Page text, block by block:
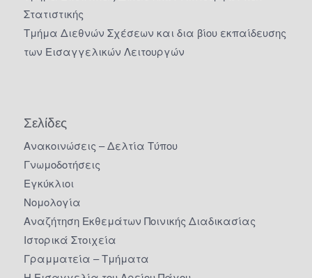
Στατιστικής
Τμήμα Διεθνών Σχέσεων και δια βίου εκπαίδευσης
των Εισαγγελικών Λειτουργών
Σελίδες
Ανακοινώσεις – Δελτία Τύπου
Γνωμοδοτήσεις
Εγκύκλιοι
Νομολογία
Αναζήτηση Εκθεμάτων Ποινικής Διαδικασίας
Ιστορικά Στοιχεία
Γραμματεία – Τμήματα